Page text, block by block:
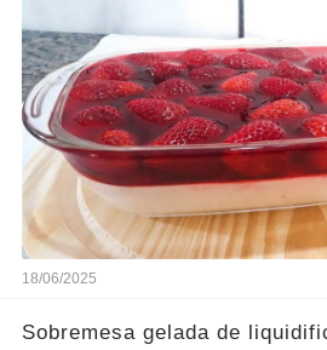
18/06/2025
Sobremesa gelada de